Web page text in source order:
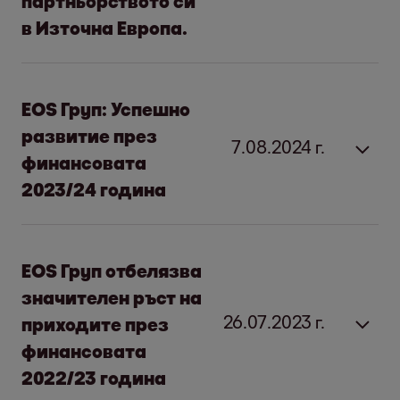
в Източна Европа.
EOS Груп и IFC разширяват
партньорството
Европа.
Хамбург, 10 юни 2026 г.
милиона евро за изкупуване
на портфейли от необслужвани
кредити.
Инвестиции в Босна и Херцеговина,
България, Хърватия, Полша, Румъния
EOS Груп: Успешно
развитие през
финансовата
2023/24 година
7.08.2024 г.
EOS Груп:Успешно развитие
през финансовата 2023/24
година
Съобщение за медиите
ЕOS Груп отбелязва
значителен ръст на
приходите през
финансовата
2022/23 година
26.07.2023 г.